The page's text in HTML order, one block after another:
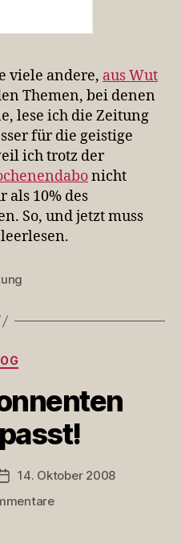
viele andere, aus Wut
Themen, bei denen
lese ich die Zeitung
für die geistige
ich trotz der
nicht
als 10% des
So, und jetzt muss
Kategorien
Veröffentlichungsdatum
14. Oktober 2008
zu